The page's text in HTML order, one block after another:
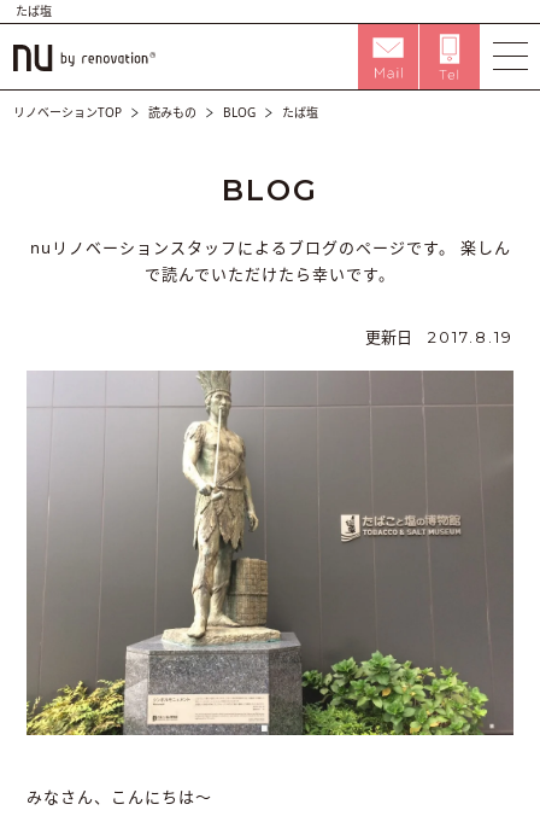
たば塩
リノベーションTOP 読みもの BLOG たば塩
BLOG
nuリノベーションスタッフによるブログのページです。
楽しん
で読んでいただけたら幸いです。
更新日 2017.8.19
みなさん、こんにちは～